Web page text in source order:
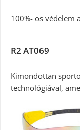
100%- os védelem
R2 AT069
Kimondottan
technológiával,